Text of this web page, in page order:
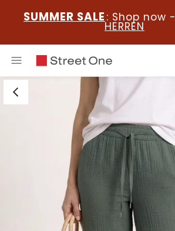
SUMMER SALE : Shop now -
HERREN